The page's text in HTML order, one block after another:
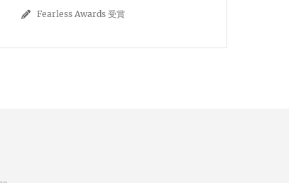
Fearless Awards 受賞